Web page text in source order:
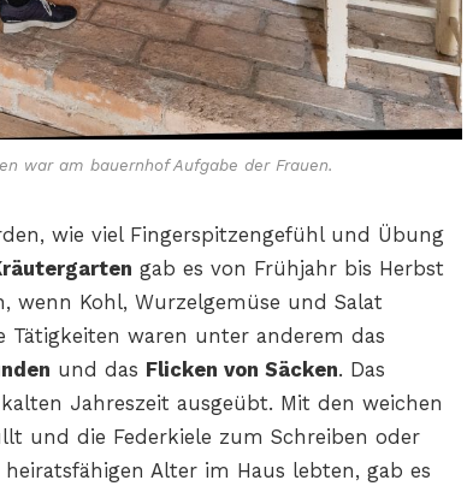
war am bauernhof Aufgabe der Frauen.
wie viel Fingerspitzengefühl und Übung
gab es von Frühjahr bis Herbst
Kohl, Wurzelgemüse und Salat
waren unter anderem das
und das Flicken von Säcken. Das
Jahreszeit ausgeübt. Mit den weichen
und die Federkiele zum Schreiben oder
Alter im Haus lebten, gab es